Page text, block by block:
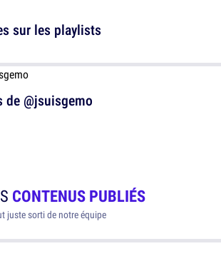
@jsuisgemo
sur les playlists
CONTENUS PUBLIÉS
juste sorti de notre équipe